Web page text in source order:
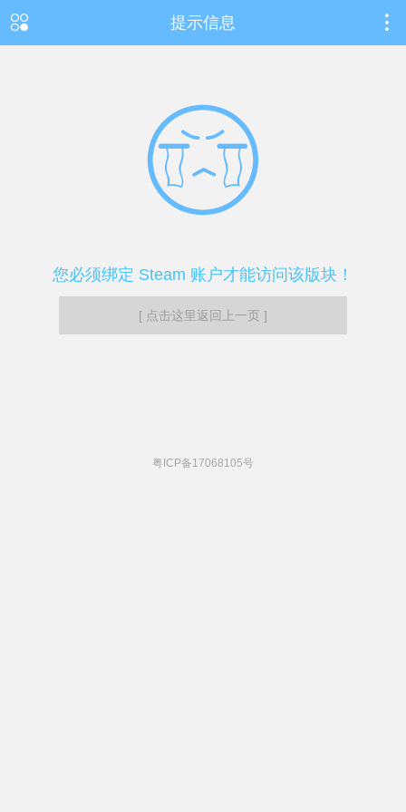
提示信息
您必须绑定 Steam 账户才能访问该版块！
[ 点击这里返回上一页 ]
粤ICP备17068105号